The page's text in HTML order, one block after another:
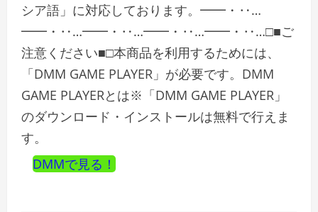
シア語」に対応しております。━━・‥…
━━・‥…━━・‥…━━・‥…━━・‥…□■ご
注意ください■□本商品を利用するためには、
「DMM GAME PLAYER」が必要です。DMM
GAME PLAYERとは※「DMM GAME PLAYER」
のダウンロード・インストールは無料で行えま
す。
DMMで見る！